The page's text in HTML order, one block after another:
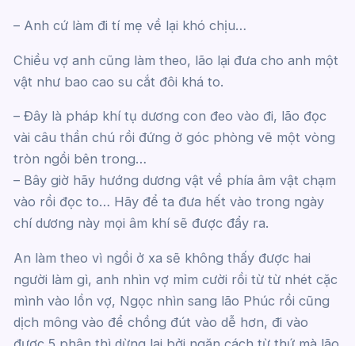
– Anh cứ làm đi tí mẹ về lại khó chịu…
Chiều vợ anh cũng làm theo, lão lại đưa cho anh một
vật như bao cao su cắt đôi khá to.
– Đây là pháp khí tụ dương con đeo vào đi, lão đọc
vài câu thần chú rồi đứng ở góc phòng vẽ một vòng
tròn ngồi bên trong…
– Bây giờ hãy hướng dương vật về phía âm vật chạm
vào rồi đọc to… Hãy để ta đưa hết vào trong ngày
chí dương này mọi âm khí sẽ được đẩy ra.
An làm theo vì ngồi ở xa sẽ không thấy được hai
người làm gì, anh nhìn vợ mỉm cười rồi từ từ nhét cặc
mình vào lồn vợ, Ngọc nhìn sang lão Phúc rồi cũng
dịch mông vào để chồng đút vào dễ hơn, đi vào